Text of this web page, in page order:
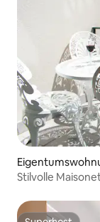
Stilvolle